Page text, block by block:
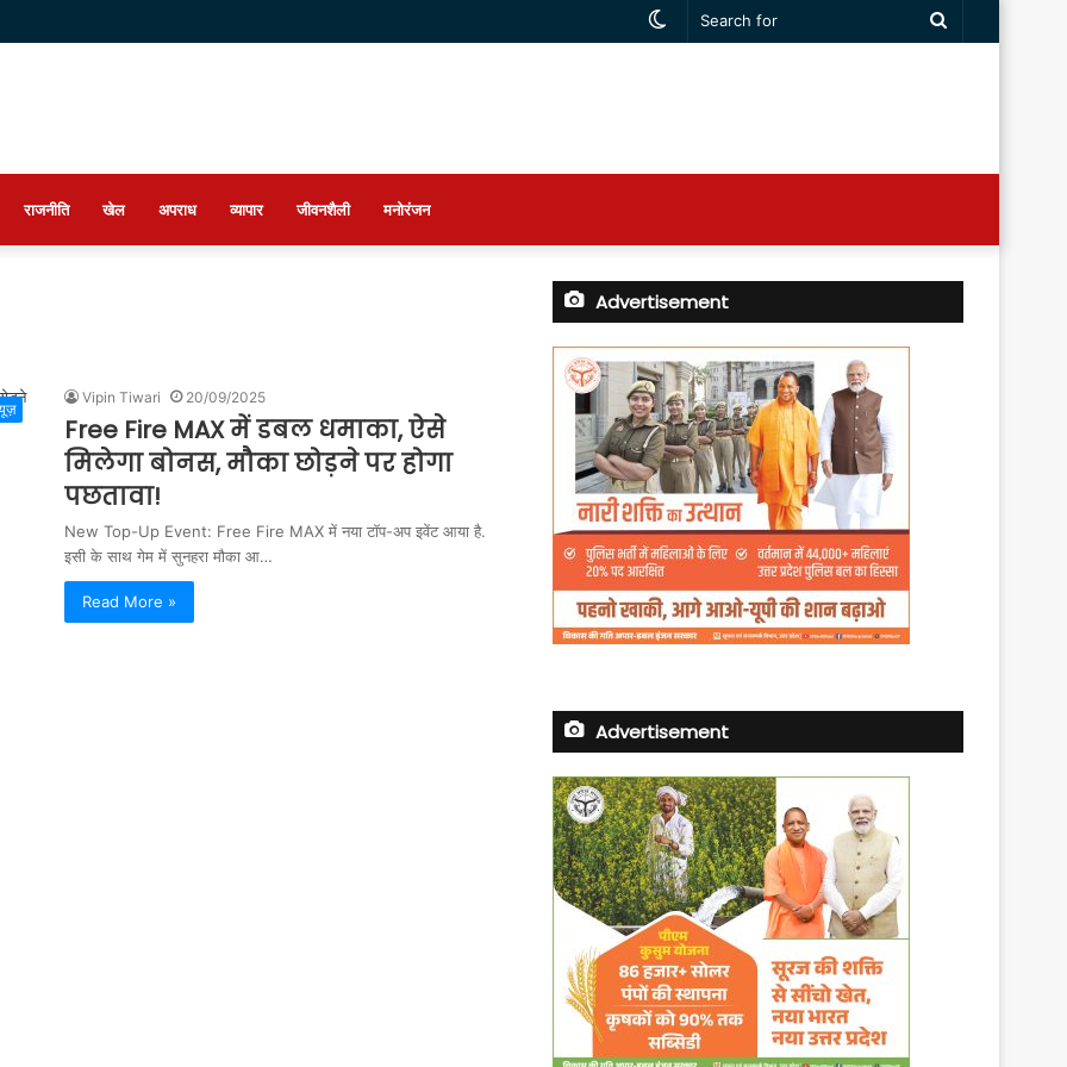
Search
Switch
राजनीति खेल अपराध व्यापार जीवनशैली मनोरंजन
Vipin Tiwari 20/09/2025
Free Fire MAX में डबल धमाका, ऐसे
मिलेगा बोनस, मौका छोड़ने पर होगा
पछतावा!
New Top-Up Event: Free Fire MAX में नया टॉप-अप इवेंट आया है.
इसी के साथ गेम में सुनहरा मौका आ…
Read More »
Advertisement
Advertisement